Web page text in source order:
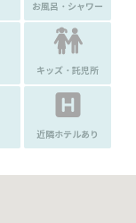
お風呂・シャワー
キッズ・託児所
近隣ホテルあり